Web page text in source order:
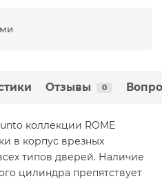
Отзывы 0
коллекции ROME
в корпус врезных
типов дверей. Наличие
цилиндра препятствует